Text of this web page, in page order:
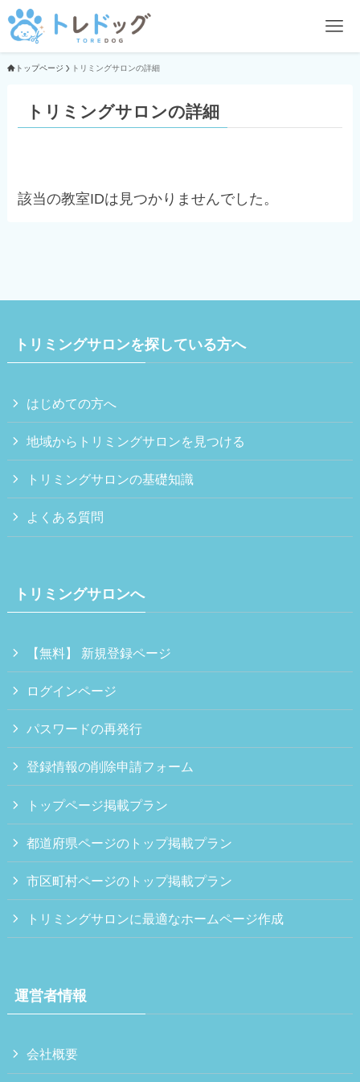
トップページ トリミングサロンの詳細
トリミングサロンの詳細
該当の教室IDは見つかりませんでした。
トリミングサロンを探している方へ
はじめての方へ
地域からトリミングサロンを見つける
トリミングサロンの基礎知識
よくある質問
トリミングサロンへ
【無料】 新規登録ページ
ログインページ
パスワードの再発行
登録情報の削除申請フォーム
トップページ掲載プラン
都道府県ページのトップ掲載プラン
市区町村ページのトップ掲載プラン
トリミングサロンに最適なホームページ作成
運営者情報
会社概要